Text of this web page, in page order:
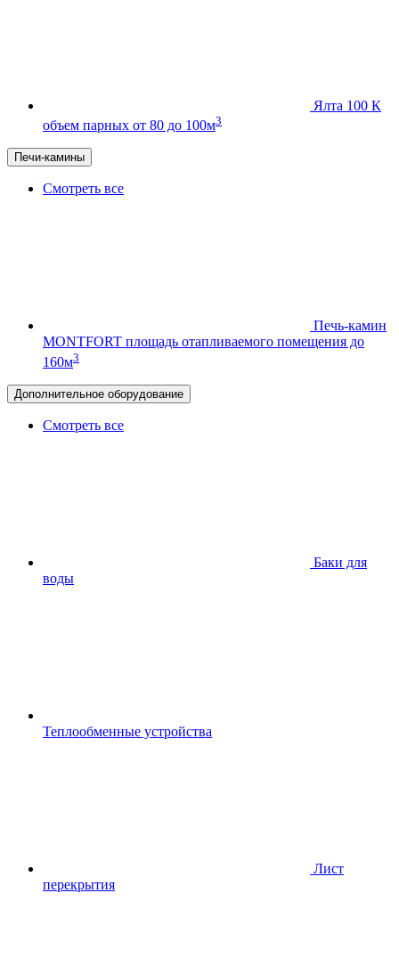
Ялта 100 К
объем парных от 80 до 100м3
Печи-камины
Смотреть все
Печь-камин
MONTFORT площадь отапливаемого помещения до
160м3
Дополнительное оборудование
Смотреть все
Баки для
воды
Теплообменные устройства
Лист
перекрытия